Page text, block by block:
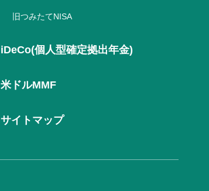
旧つみたてNISA
iDeCo(個人型確定拠出年金)
米ドルMMF
サイトマップ